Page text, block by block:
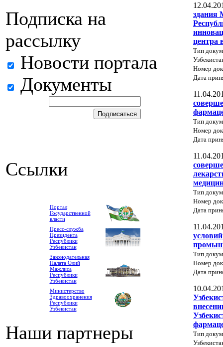
Подписка на
рассылку
Новости портала
Документы
Ссылки
Портал
Государственной
власти
Пресс-служба
Президента
Республики
Узбекистан
Законодательная
Палата Олий
Мажлиса
Республики
Узбекистан
Министерство
Здравоохранения
Республики
Узбекистан
Наши партнеры
здания
центра
Тип
Номер
Дата
Тип
Номер
Дата
Тип
Номер
Дата
Тип
Номер
Дата
Тип